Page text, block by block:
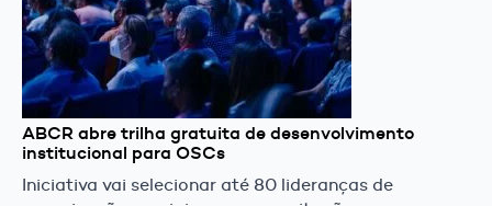
ABCR abre trilha gratuita de desenvolvimento
institucional para OSCs
Iniciativa vai selecionar até 80 lideranças de